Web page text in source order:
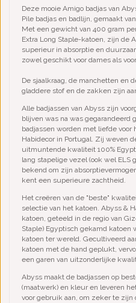
Deze mooie Amigo badjas van
Pile badjas en badlijn, gemaakt
Met een gewicht van 400 gram
Extra Long Staple-katoen, zijn de
superieur in absorptie en
zowel geschikt voor dames als
De sjaalkraag, de manchetten en
gladdere stof en de zakken zijn
Alle badjassen van Abyss zijn
blijven was na was gegarandeerd
badjassen worden met liefde voor
Habidecor in Portugal. Zij weven
uitmuntende kwaliteit 100%
lang stapelige vezel (ook wel ELS
bekend om zijn
kent een superieure zachtheid.
Het creëren van de "beste"
selectie van het katoen. Abyss &
katoen, geteeld in de regio van
Staple) Egyptisch gekamd
katoen ter wereld. Gecultiveerd
katoen met de hand geplukt,
een garen van uitzonderlijke
Abyss maakt de badjassen op
(maatwerk) en kleur en leveren
voor gebruik aan, om zeker te